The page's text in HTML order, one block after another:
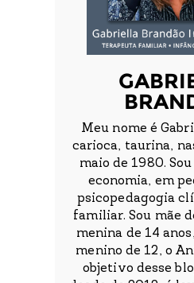
Meu nome é
carioca, taurina,
maio de 1980.
economia, em
psicopedagogia
familiar. Sou mãe
menina de 14
menino de 12, o
objetivo desse